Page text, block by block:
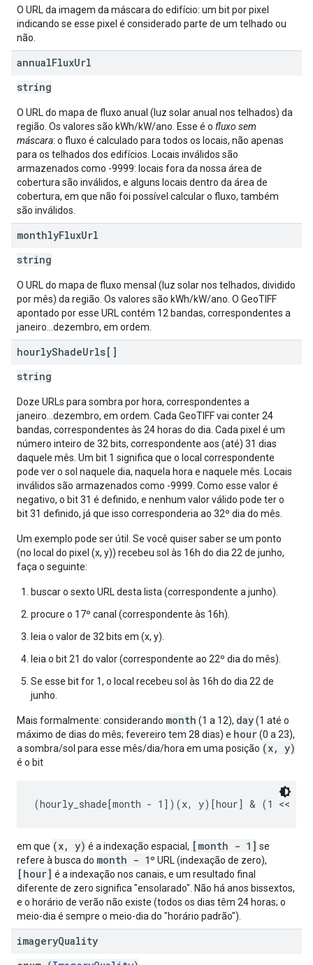
O URL da imagem da máscara do edifício: um bit por pixel
indicando se esse pixel é considerado parte de um telhado ou
não.
annualFluxUrl
string
O URL do mapa de fluxo anual (luz solar anual nos telhados) da
região. Os valores são kWh/kW/ano. Esse é o fluxo sem
máscara: o fluxo é calculado para todos os locais, não apenas
para os telhados dos edifícios. Locais inválidos são
armazenados como -9999: locais fora da nossa área de
cobertura são inválidos, e alguns locais dentro da área de
cobertura, em que não foi possível calcular o fluxo, também
são inválidos.
monthlyFluxUrl
string
O URL do mapa de fluxo mensal (luz solar nos telhados, dividido
por mês) da região. Os valores são kWh/kW/ano. O GeoTIFF
apontado por esse URL contém 12 bandas, correspondentes a
janeiro...dezembro, em ordem.
hourlyShadeUrls[]
string
Doze URLs para sombra por hora, correspondentes a
janeiro...dezembro, em ordem. Cada GeoTIFF vai conter 24
bandas, correspondentes às 24 horas do dia. Cada pixel é um
número inteiro de 32 bits, correspondente aos (até) 31 dias
daquele mês. Um bit 1 significa que o local correspondente
pode ver o sol naquele dia, naquela hora e naquele mês. Locais
inválidos são armazenados como -9999. Como esse valor é
negativo, o bit 31 é definido, e nenhum valor válido pode ter o
bit 31 definido, já que isso corresponderia ao 32º dia do mês.
Um exemplo pode ser útil. Se você quiser saber se um ponto
(no local do pixel (x, y)) recebeu sol às 16h do dia 22 de junho,
faça o seguinte:
buscar o sexto URL desta lista (correspondente a junho).
procure o 17º canal (correspondente às 16h).
leia o valor de 32 bits em (x, y).
leia o bit 21 do valor (correspondente ao 22º dia do mês).
Se esse bit for 1, o local recebeu sol às 16h do dia 22 de
junho.
Mais formalmente: considerando month (1 a 12), day(1 até o
máximo de dias do mês; fevereiro tem 28 dias) e hour(0 a 23),
a sombra/sol para esse mês/dia/hora em uma posição (x, y)
é o bit
em que (x, y) é a indexação espacial, [month - 1] se
refere à busca do month - 1º URL (indexação de zero),
[hour] é a indexação nos canais, e um resultado final
diferente de zero significa "ensolarado". Não há anos bissextos,
e o horário de verão não existe (todos os dias têm 24 horas; o
meio-dia é sempre o meio-dia do "horário padrão").
imageryQuality